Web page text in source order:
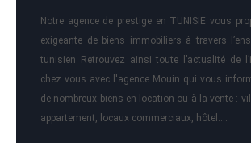
Notre agence de prestige en TUNISIE vous
exigeante de biens immobiliers à travers
tunisien Retrouvez ainsi toute l’actualité de
chez vous avec l'agence Mouin qui vous
de nombreux biens en location ou à la vente :
appartement, locaux commerciaux, hôtel….